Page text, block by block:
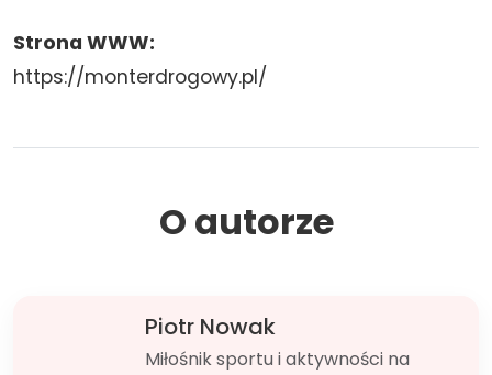
Strona WWW:
https://monterdrogowy.pl/
O autorze
Piotr Nowak
Miłośnik sportu i aktywności na